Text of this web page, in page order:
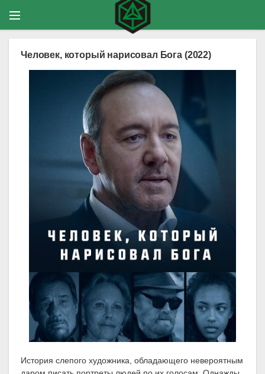
Человек, который нарисовал Бога (2022)
История слепого художника, обладающего невероятным